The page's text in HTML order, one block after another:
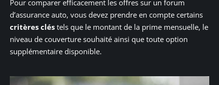
Pour comparer efficacement les offres sur un forum
d’assurance auto, vous devez prendre en compte certains
critères clés tels que le montant de la prime mensuelle, le
niveau de couverture souhaité ainsi que toute option
supplémentaire disponible.